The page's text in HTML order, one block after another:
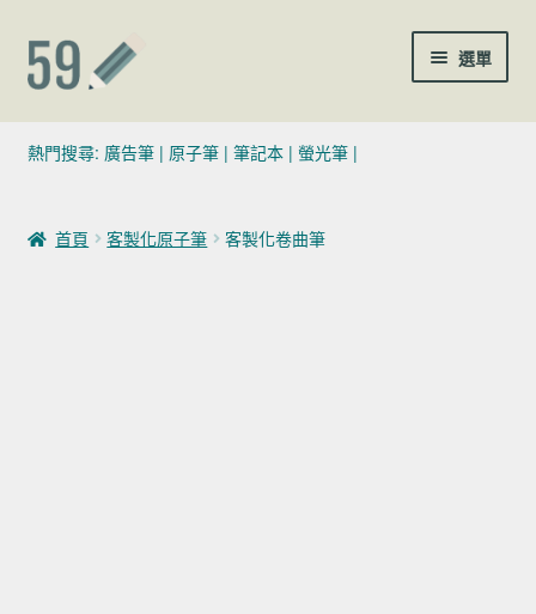
跳至導覽列
跳至主要內容 選單
(02)7729-4140
聯絡我們
熱門搜尋: 廣告筆| 原子筆| 筆記本| 螢光筆|
首頁 客製化原子筆 客製化卷曲筆